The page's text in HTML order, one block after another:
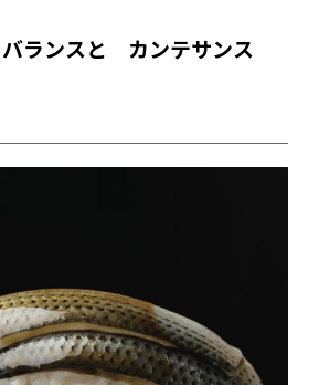
ランスと カンテサンス